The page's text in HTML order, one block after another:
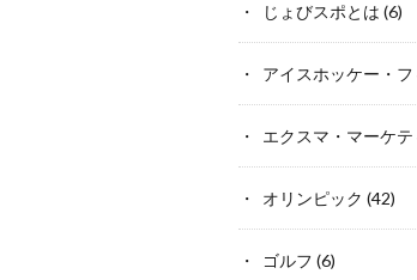
じょびスポとは (6)
アイスホッケー・
エクスマ・マーケ
オリンピック (42)
ゴルフ (6)